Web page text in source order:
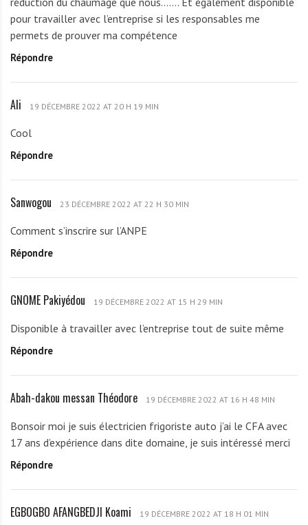
a
b
a
l
A
Z
I
y
b
a
pour travailler avec l’entreprise si les responsables me
permets de prouver ma compétence
Répondre
A
i
Ali 19 DÉCEMBRE 2022 AT 20 H 19 MIN
Cool
Répondre
S
n
w
o
Sanwogou 23 DÉCEMBRE 2022 AT 22 H 30 MIN
Comment s’inscrire sur l’ANPE
Répondre
G
O
M
a
i
y
é
u
GNOME Pakiyédou 19 DÉCEMBRE 2022 AT 15 H 29 MIN
Disponible à travailler avec l’entreprise tout de suite même
Répondre
A
a
h
-
k
Abah-dakou messan Théodore 19 DÉCEMBRE 2022 AT 16 H 48 MIN
Bonsoir moi je suis électricien frigoriste auto j’ai le CFA avec
17 ans d’expérience dans dite domaine, je suis intéressé merci
Répondre
E
EGBOGBO AFANGBEDJI Koami 19 DÉCEMBRE 2022 AT 18 H 01 MIN